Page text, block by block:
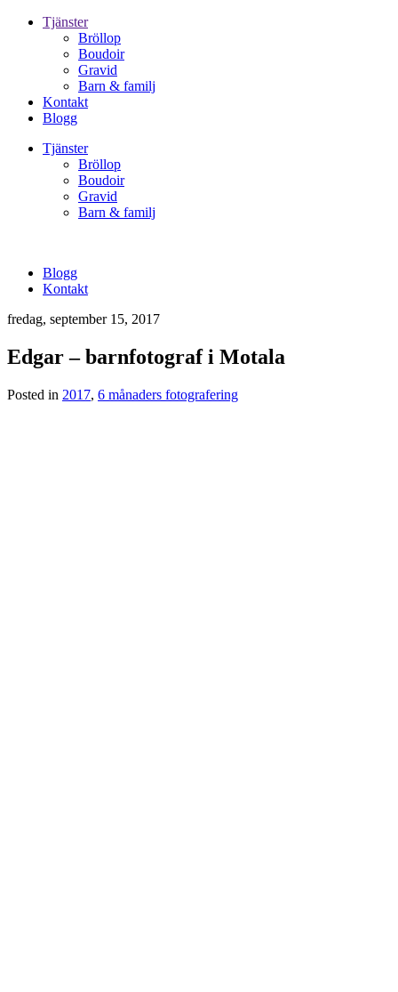
Tjänster
Bröllop
Boudoir
Gravid
Barn & familj
Kontakt
Blogg
Tjänster
Bröllop
Boudoir
Gravid
Barn & familj
Blogg
Kontakt
fredag, september 15, 2017
Edgar – barnfotograf i Motala
Posted in 2017, 6 månaders fotografering